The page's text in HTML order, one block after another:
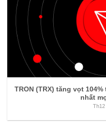
TRON (TRX) tăng vọt
nhất
Th12